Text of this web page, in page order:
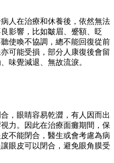
人在治療和休養後，依然無法
影響，比如皺眉、蹙額、眨
使喚不協調，總不能回復從前
可能受損，部分人康復後會留
味覺減退、無故流淚。
，眼睛容易乾澀，有人因而出
力。因此在治療面癱期間，保
不能閉合，醫生或會考慮為病
眼皮可以閉合，避免眼角膜受